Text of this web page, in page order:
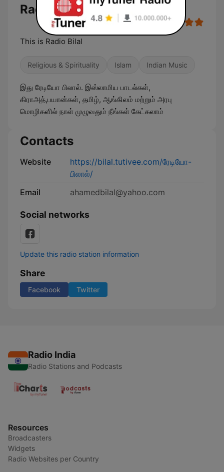
Radio Bilal Al Quran
This is Radio Bilal
Religious & Spirituality Islam Indian Music
இது ரேடியோ பிலால். இஸ்லாமிய பாடல்கள்,
கிராஅத்,பயான்கள், தமிழ், ஆங்கிலம் மற்றும் அரபு
மொழிகளில் நாள் முழுவதும் நீங்கள் கேட்கலாம்
Contacts
Website
https://bilal.tutivee.com/ரேடியோ-
பிலால்/
Email
ahamedbilal@yahoo.com
Social networks
Update this radio station information
Share
Facebook Twitter
Radio India
Radio Stations and Podcasts
Resources
Broadcasters
Widgets
Radio Websites per Country